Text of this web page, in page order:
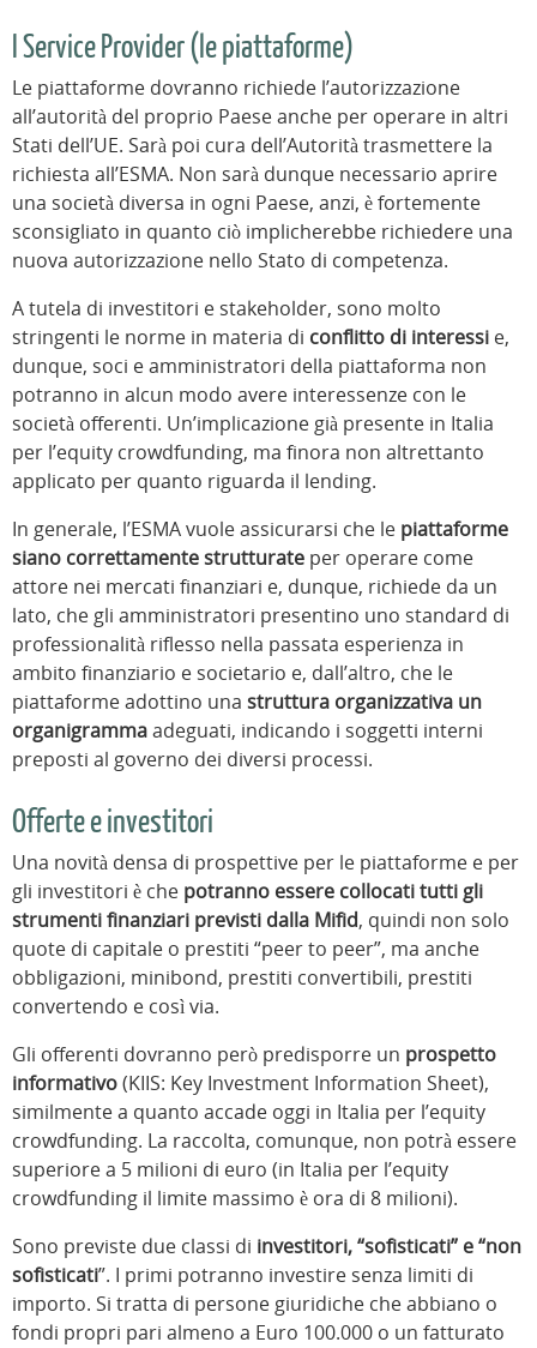
I Service Provider (le piattaforme)
Le piattaforme dovranno richiede l’autorizzazione
all’autorità del proprio Paese anche per operare in altri
Stati dell’UE. Sarà poi cura dell’Autorità trasmettere la
richiesta all’ESMA. Non sarà dunque necessario aprire
una società diversa in ogni Paese, anzi, è fortemente
sconsigliato in quanto ciò implicherebbe richiedere una
nuova autorizzazione nello Stato di competenza.
A tutela di investitori e stakeholder, sono molto
stringenti le norme in materia di conflitto di interessi e,
dunque, soci e amministratori della piattaforma non
potranno in alcun modo avere interessenze con le
società offerenti. Un’implicazione già presente in Italia
per l’equity crowdfunding, ma finora non altrettanto
applicato per quanto riguarda il lending.
In generale, l’ESMA vuole assicurarsi che le piattaforme
siano correttamente strutturate per operare come
attore nei mercati finanziari e, dunque, richiede da un
lato, che gli amministratori presentino uno standard di
professionalità riflesso nella passata esperienza in
ambito finanziario e societario e, dall’altro, che le
piattaforme adottino una struttura organizzativa un
organigrammaadeguati, indicando i soggetti interni
preposti al governo dei diversi processi.
Offerte e investitori
Una novità densa di prospettive per le piattaforme e per
gli investitori è che potranno essere collocati tutti gli
strumenti finanziari previsti dalla Mifid, quindi non solo
quote di capitale o prestiti “peer to peer”, ma anche
obbligazioni, minibond, prestiti convertibili, prestiti
convertendo e così via.
Gli offerenti dovranno però predisporre un prospetto
informativo(KIIS: Key Investment Information Sheet),
similmente a quanto accade oggi in Italia per l’equity
crowdfunding. La raccolta, comunque, non potrà essere
superiore a 5 milioni di euro (in Italia per l’equity
crowdfunding il limite massimo è ora di 8 milioni).
Sono previste due classi di investitori, “sofisticati” e “non
sofisticati”. I primi potranno investire senza limiti di
importo. Si tratta di persone giuridiche che abbiano o
fondi propri pari almeno a Euro 100.000 o un fatturato